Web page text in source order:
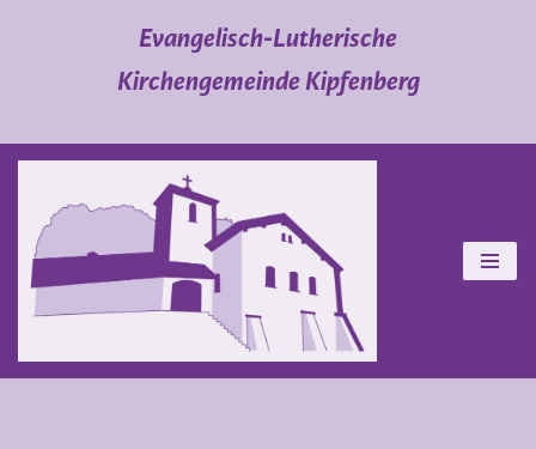
Evangelisch-Lutherische
Kirchengemeinde Kipfenberg